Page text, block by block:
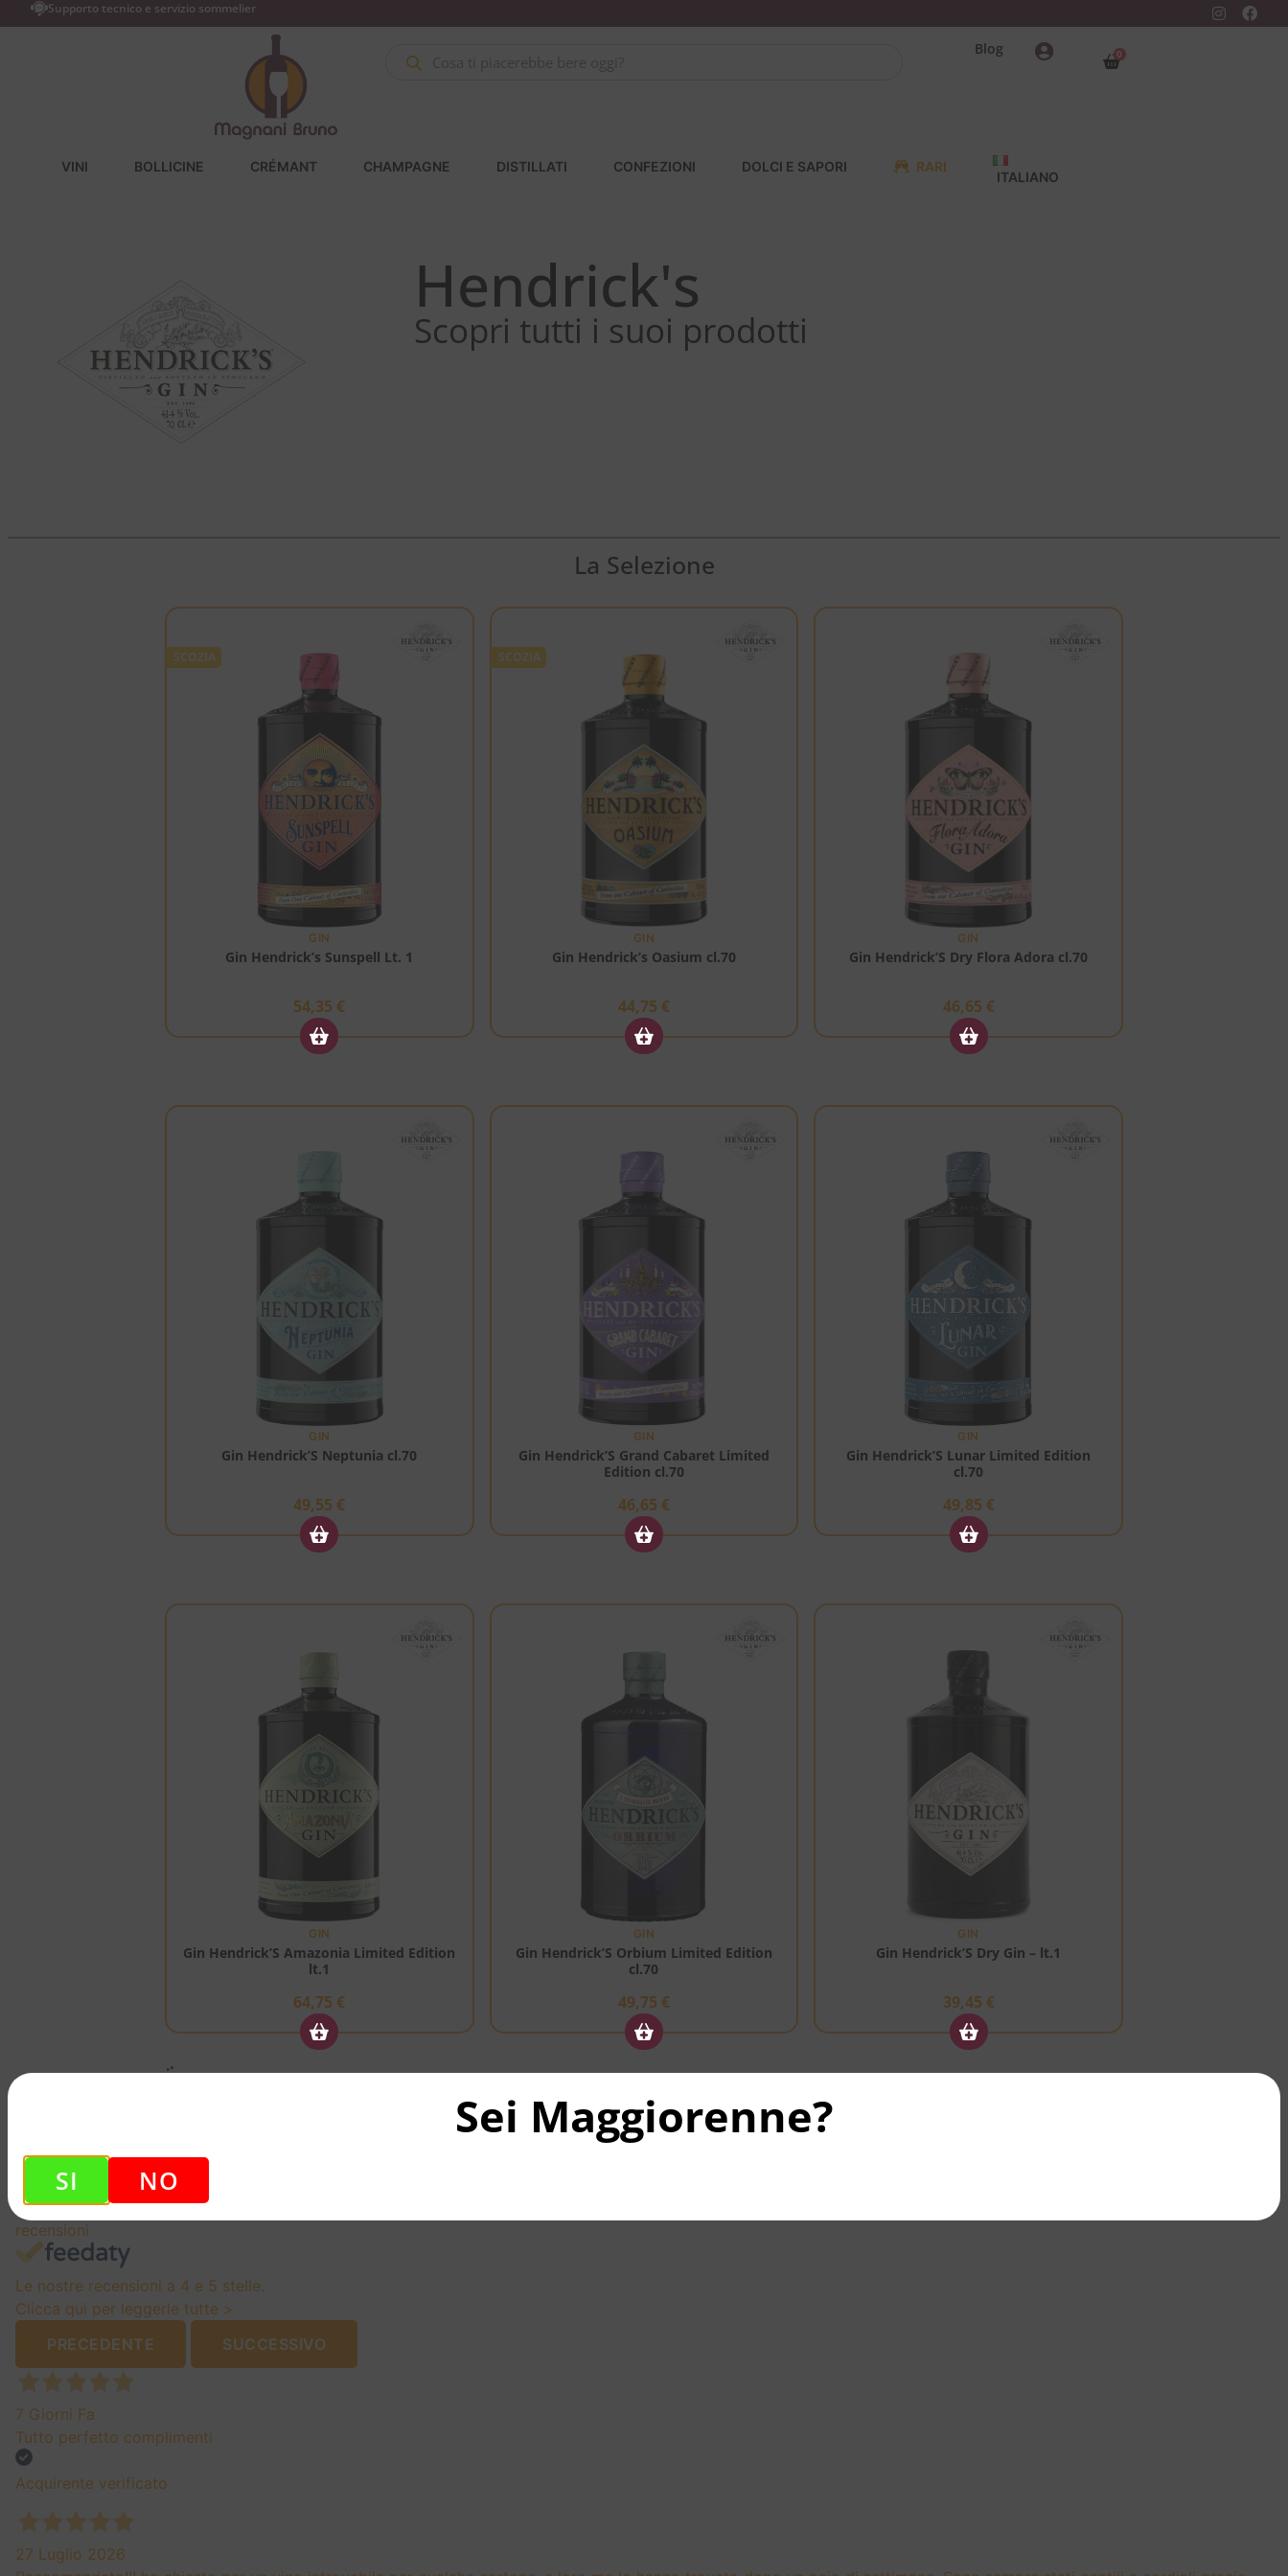
Supporto tecnico e servizio sommelier
Blog 0
VINI BOLLICINE CRÉMANT CHAMPAGNE DISTILLATI CONFEZIONI DOLCI E SAPORI RARI
ITALIANO
Hendrick's
Scopri tutti i suoi prodotti
La Selezione
SCOZIA
GIN
Gin Hendrick’s Sunspell Lt. 1
54,35 €
SCOZIA
GIN
Gin Hendrick’s Oasium cl.70
44,75 €
GIN
Gin Hendrick’S Dry Flora Adora cl.70
46,65 €
GIN
Gin Hendrick’S Neptunia cl.70
49,55 €
GIN
Gin Hendrick’S Grand Cabaret Limited
Edition cl.70
46,65 €
GIN
Gin Hendrick’S Lunar Limited Edition
cl.70
49,85 €
GIN
Gin Hendrick’S Amazonia Limited Edition
lt.1
64,75 €
GIN
Gin Hendrick’S Orbium Limited Edition
cl.70
49,75 €
GIN
Gin Hendrick’S Dry Gin – lt.1
39,45 €
137
recensioni
Le nostre recensioni a 4 e 5 stelle.
Clicca qui per leggerle tutte >
PRECEDENTE
SUCCESSIVO
7 Giorni Fa
Tutto perfetto complimenti
Acquirente verificato
27 Luglio 2026
Sei Maggiorenne?
SI NO